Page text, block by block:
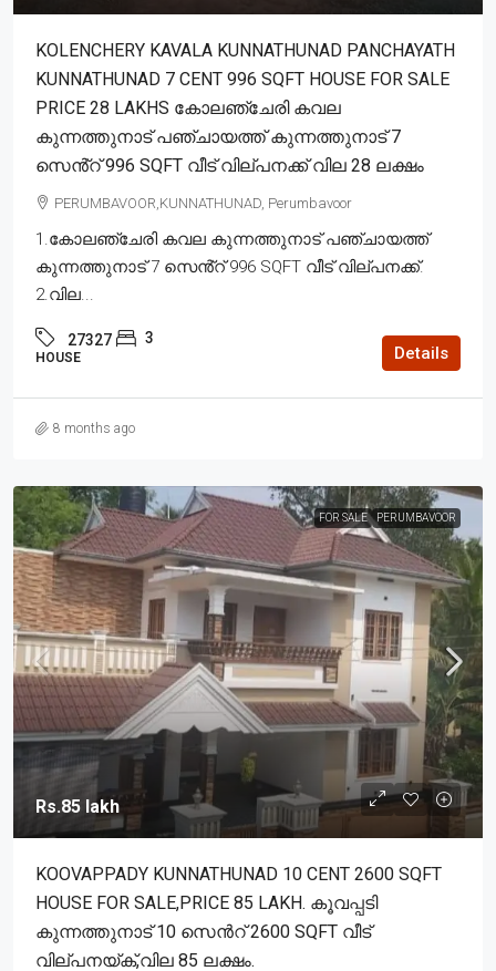
KOLENCHERY KAVALA KUNNATHUNAD PANCHAYATH
KUNNATHUNAD 7 CENT 996 SQFT HOUSE FOR SALE
PRICE 28 LAKHS കോലഞ്ചേരി കവല
കുന്നത്തുനാട് പഞ്ചായത്ത് കുന്നത്തുനാട് 7
സെൻ്റ് 996 SQFT വീട് വില്പനക്ക് വില 28 ലക്ഷം
PERUMBAVOOR,KUNNATHUNAD, Perumbavoor
1.കോലഞ്ചേരി കവല കുന്നത്തുനാട് പഞ്ചായത്ത്
കുന്നത്തുനാട് 7 സെൻ്റ് 996 SQFT വീട് വില്പനക്ക്.
2.വില...
27327 3
HOUSE Details
8 months ago
FOR SALE PERUMBAVOOR
Rs.85 lakh
KOOVAPPADY KUNNATHUNAD 10 CENT 2600 SQFT
HOUSE FOR SALE,PRICE 85 LAKH. കൂവപ്പടി
കുന്നത്തുനാട് 10 സെൻറ് 2600 SQFT വീട്
വില്പനയ്ക്,വില 85 ലക്ഷം.